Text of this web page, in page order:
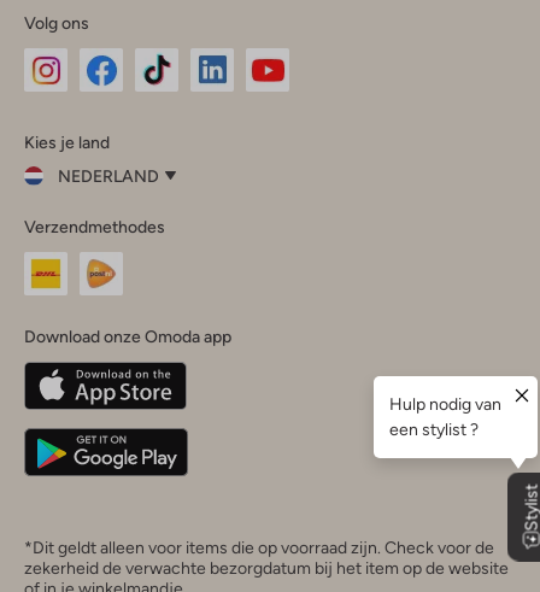
Volg ons
InstagramFacebook
Kies je land
NEDERLAND
je
land
Nederland
Belgique(Français)
Deutschland
Verzendmethodes
Download onze Omoda app
*Dit geldt alleen voor items die op voorraad zijn. Check voor de
zekerheid de verwachte bezorgdatum bij het item op de website